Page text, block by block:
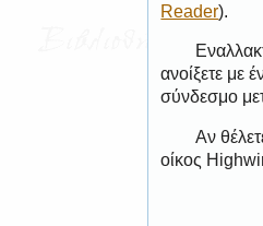
Reader).
ανοίξετε με
σύνδεσμο
Αν
οίκος